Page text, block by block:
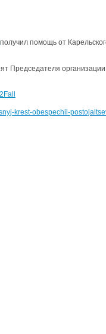
получил помощь от
Председателя
krest-obespechil-